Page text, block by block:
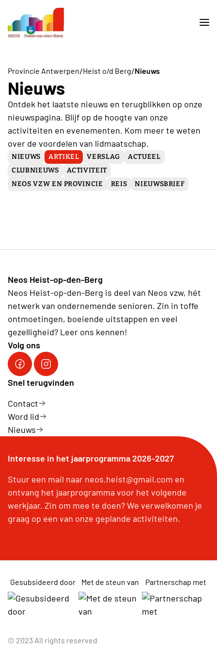
Provincie Antwerpen/Heist o/d Berg/Nieuws
Nieuws
Ontdek het laatste nieuws en terugblikken op onze
nieuwspagina. Blijf op de hoogte van onze
activiteiten en evenementen. Kom meer te weten
over de voordelen van lidmaatschap.
NIEUWS ARTIKEL VERSLAG
ACTUEEL
CLUBNIEUWS
ACTIVITEIT
NEOS VZW EN PROVINCIE
REIS NIEUWSBRIEF
Neos Heist-op-den-Berg
Neos Heist-op-den-Berg is deel van Neos vzw, hét
netwerk van ondernemende senioren. Zin in toffe
ontmoetingen, boeiende uitstappen en veel
gezelligheid? Leer ons kennen!
Volg ons
Volg ons op Facebook
Volg ons op Instagram
Snel terugvinden
Contact
Word lid
Nieuws
Interesse in het jaarprogramma 2026-2027
Stuur een mail naar neos.heist@gmail.com en
ontvang het jaarprogramma voor het volgende
werkjaar. Zin om mee te doen? We verwelkomen je
graag op een van onze geplande activiteiten.
Gesubsideerd door Met de steun van Partnerschap met
© 2023 All rights reserved